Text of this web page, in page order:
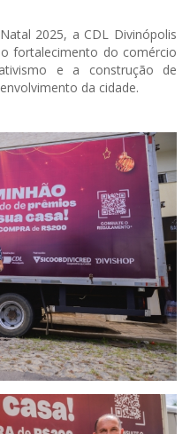
2025, a CDL Divinópolis
fortalecimento do comércio
e a construção de
da cidade.